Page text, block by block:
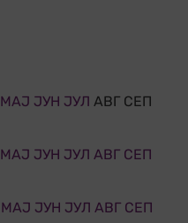
МАЈ ЈУН ЈУЛ АВГ СЕП
МАЈ ЈУН ЈУЛ АВГ СЕП
МАЈ ЈУН ЈУЛ АВГ СЕП